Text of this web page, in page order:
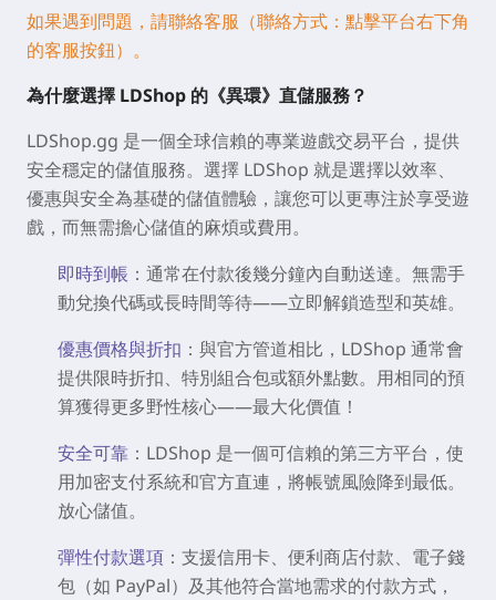
如果遇到問題，請聯絡客服（聯絡方式：點擊平台右下角
的客服按鈕）。
為什麼選擇 LDShop 的《異環》直儲服務？
LDShop.gg 是一個全球信賴的專業遊戲交易平台，提供
安全穩定的儲值服務。選擇 LDShop 就是選擇以效率、
優惠與安全為基礎的儲值體驗，讓您可以更專注於享受遊
戲，而無需擔心儲值的麻煩或費用。
即時到帳 ：通常在付款後幾分鐘內自動送達。無需手
動兌換代碼或長時間等待——立即解鎖造型和英雄。
優惠價格與折扣 ：與官方管道相比，LDShop 通常會
提供限時折扣、特別組合包或額外點數。用相同的預
算獲得更多野性核心——最大化價值！
安全可靠 ：LDShop 是一個可信賴的第三方平台，使
用加密支付系統和官方直連，將帳號風險降到最低。
放心儲值。
彈性付款選項 ：支援信用卡、便利商店付款、電子錢
包（如 PayPal）及其他符合當地需求的付款方式，